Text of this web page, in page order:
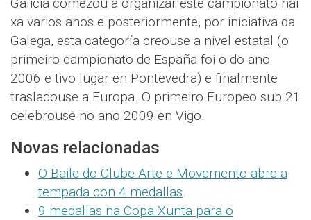
Galicia comezou a organizar este campionato hai
xa varios anos e posteriormente, por iniciativa da
Galega, esta categoría creouse a nivel estatal (o
primeiro campionato de España foi o do ano
2006 e tivo lugar en Pontevedra) e finalmente
trasladouse a Europa. O primeiro Europeo sub 21
celebrouse no ano 2009 en Vigo.
Novas relacionadas
O Baile do Clube Arte e Movemento abre a
tempada con 4 medallas.
9 medallas na Copa Xunta para o